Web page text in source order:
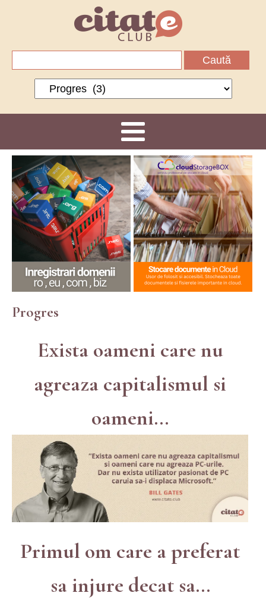
Categorii
Progres
Exista oameni care nu
agreaza capitalismul si
oameni...
Primul om care a preferat
sa injure decat sa...